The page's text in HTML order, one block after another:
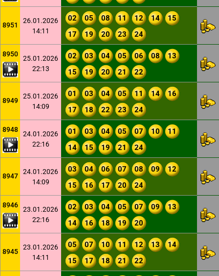
8951
26.01.2026
14:11
02 05 08 11 12 14
15
17
19 20 23 24
8950
25.01.2026
22:13
02 03 04 05 06 08
13
15
19 20 21 22
8949
25.01.2026
14:09
01 03 04 05 11 14
16
17
18 22 23 24
8948
24.01.2026
22:16
01 03 04 05 07 10
11
14
15 19 21 24
8947
24.01.2026
14:09
03 04 06 07 08 09
12
15
16 17 20 24
8946
23.01.2026
22:16
02 03 04 05 07 09
13
14
16 18 19 20
8945
23.01.2026
14:11
05 07 10 11 12 13
14
15
17 18 21 22